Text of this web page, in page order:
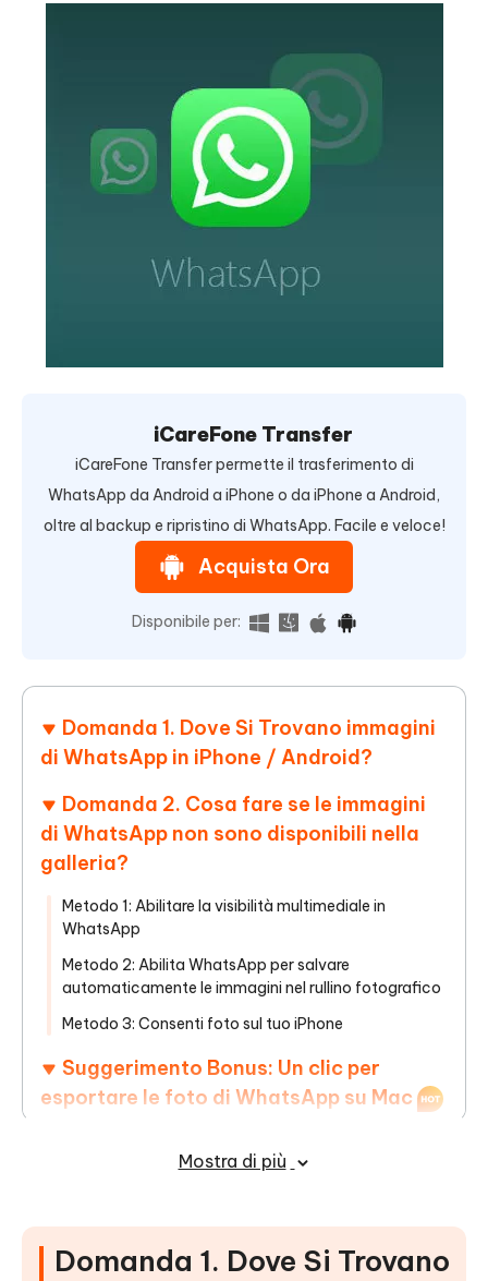
iCareFone Transfer
iCareFone Transfer permette il trasferimento di
WhatsApp da Android a iPhone o da iPhone a Android,
oltre al backup e ripristino di WhatsApp. Facile e veloce!
Acquista Ora
Disponibile per:
Domanda 1. Dove Si Trovano immagini
di WhatsApp in iPhone / Android?
Domanda 2. Cosa fare se le immagini
di WhatsApp non sono disponibili nella
galleria?
Metodo 1: Abilitare la visibilità multimediale in
WhatsApp
Metodo 2: Abilita WhatsApp per salvare
automaticamente le immagini nel rullino fotografico
Metodo 3: Consenti foto sul tuo iPhone
Suggerimento Bonus: Un clic per
esportare le foto di WhatsApp su Mac
Mostra di più
Domanda 1. Dove Si Trovano